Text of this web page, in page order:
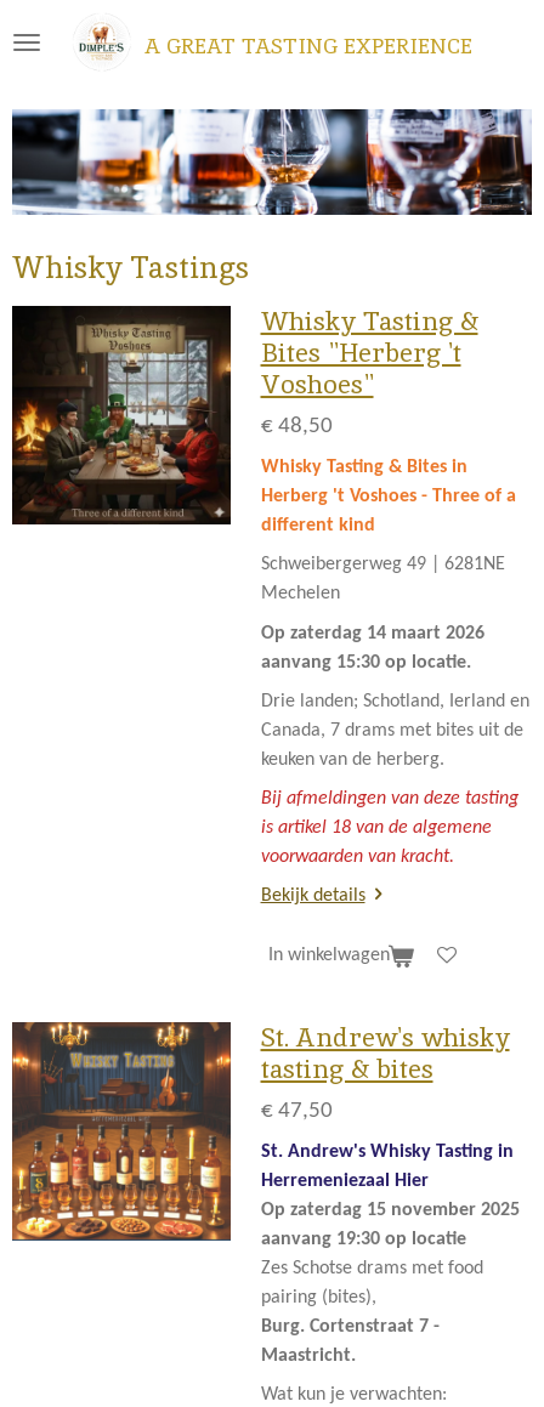
direct
de
hoofdinhoud
A GREAT TASTING EXPERIENCE
Whisky Tastings
Whisky Tasting &
Bites "Herberg 't
Voshoes"
€ 48,50
Whisky Tasting & Bites in
Herberg 't Voshoes - Three of a
different kind
Schweibergerweg 49 | 6281NE
Mechelen
Op zaterdag 14 maart 2026
aanvang 15:30 op locatie.
Drie landen; Schotland, Ierland en
Canada, 7 drams met bites uit de
keuken van de herberg.
Bij afmeldingen van deze tasting
is artikel 18 van de algemene
voorwaarden van kracht.
Bekijk details
In winkelwagen
St. Andrew's whisky
tasting & bites
€ 47,50
St. Andrew's Whisky Tasting in
Herremeniezaal Hier
Op zaterdag 15 november 2025
aanvang 19:30 op locatie
Zes Schotse drams met food
pairing (bites),
Burg. Cortenstraat 7 -
Maastricht.
Wat kun je verwachten: